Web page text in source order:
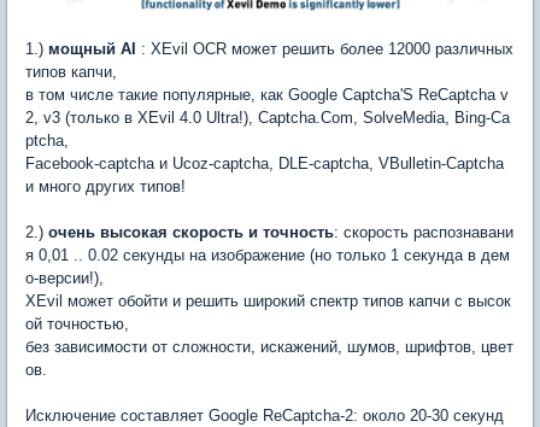
1.) мощный AI : XEvil OCR может решить более 12000 различных
типов капчи,
в том числе такие популярные, как Google Captcha'S ReCaptcha v
2, v3 (только в XEvil 4.0 Ultra!), Captcha.Com, SolveMedia, Bing-Ca
ptcha,
Facebook-captcha и Ucoz-captcha, DLE-captcha, VBulletin-Captcha
и много других типов!
2.) очень высокая скорость и точность: скорость распознавани
я 0,01 .. 0.02 секунды на изображение (но только 1 секунда в дем
о-версии!),
XEvil может обойти и решить широкий спектр типов капчи с высок
ой точностью,
без зависимости от сложности, искажений, шумов, шрифтов, цвет
ов.
Исключение составляет Google ReCaptcha-2: около 20-30 секунд